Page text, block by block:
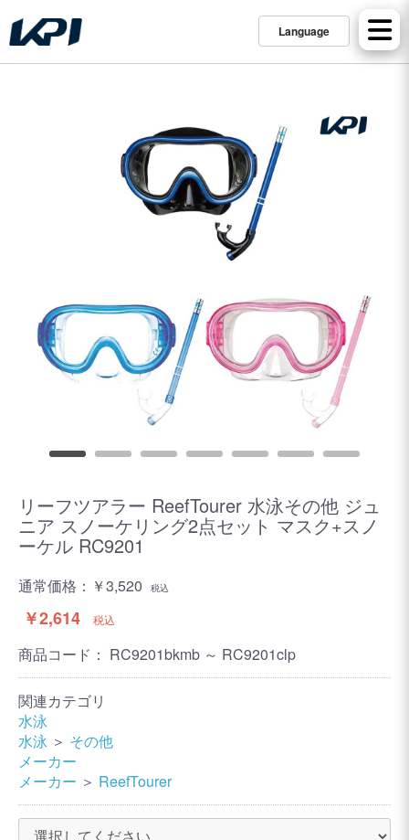
Language
リーフツアラー ReefTourer 水泳その他 ジュ
ニア スノーケリング2点セット マスク+スノ
ーケル RC9201
通常価格： ￥3,520 税込
￥2,614 税込
商品コード： RC9201bkmb ～ RC9201clp
関連カテゴリ
水泳
水泳 ＞ その他
メーカー
メーカー ＞ ReefTourer